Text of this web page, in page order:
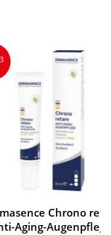
3
Chrono
Aging-